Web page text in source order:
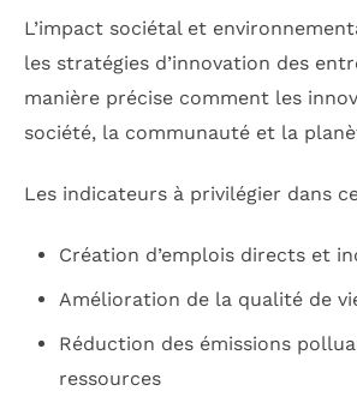
L’impact sociétal et
les stratégies d’innovation des
manière précise comment les
société, la communauté et la
Les indicateurs à privilégier dans
Création d’emplois directs et
Amélioration de la qualité de
Réduction des émissions
ressources